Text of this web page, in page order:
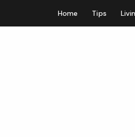
Home Tips